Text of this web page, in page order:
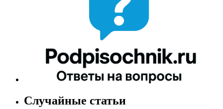
Случайные статьи